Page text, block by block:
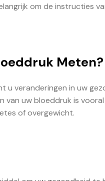
om de instructies
Meten?
u veranderingen in uw
van uw bloeddruk is
of overgewicht.